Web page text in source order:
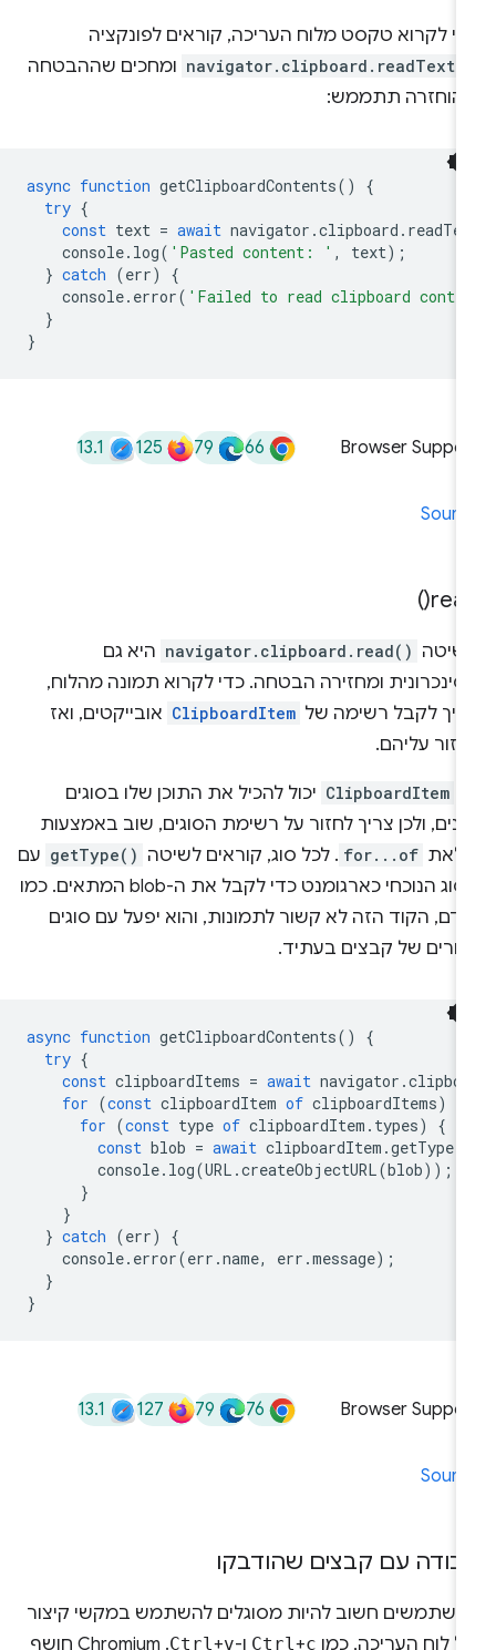
לקרוא טקסט מלוח העריכה, קוראים לפונקציה
ומחכים שההבטחה
תתממש:
async function getClipboardContents ()
try
const text = await navigator.clipboard.
console.log('Pasted content: ', text
} catch (err
console.error('Failed to read clipboard
Browser
66
79
125
13.1
)
navigator.clipboard.read() היא גם
ומחזירה הבטחה. כדי לקרוא תמונה מהלוח,
לקבל רשימה של ClipboardItem אובייקטים, ואז
עליהם.
ClipboardItem יכול להכיל את התוכן שלו בסוגים
ולכן צריך לחזור על רשימת הסוגים, שוב באמצעות
for...of . לכל סוג, קוראים לשיטה getType() עם
הסוג הנוכחי כארגומנט כדי לקבל את ה-blob המתאים. כמו
הקוד הזה לא קשור לתמונות, והוא יפעל עם סוגים
של קבצים בעתיד.
async function getClipboardContents ()
try
const clipboardItems = await navigator.
for (const clipboardItem of clipboardItems
for (const type of clipboardItem.types
const blob = await clipboardItem.getType
console.log( URL.createObjectURL(blob
} catch (err
console.error( err.name, err.message
Browser
76
79
127
13.1
עם קבצים שהודבקו
חשוב להיות מסוגלים להשתמש במקשי קיצור
לוח העריכה, כמו
Ctrl +c ו- Ctrl+ v . ‫Chromium חושף